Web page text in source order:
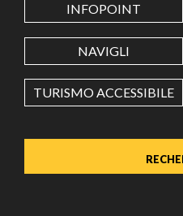
LONGITUDE
Value in decimal degrees.
INFOPOINT
NAVIGLI
TURISMO ACCESSIBILE